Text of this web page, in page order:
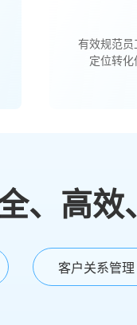
有效规范
定位转化
、高效
客户关系管理